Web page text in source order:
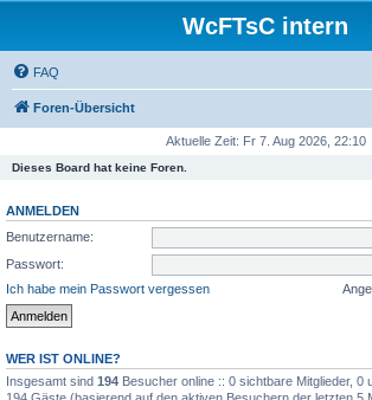
WcFTsC intern
FAQ
Foren-Übersicht
Aktuelle Zeit: Fr 7. Aug 2026, 22:10
Dieses Board hat keine Foren.
ANMELDEN
Benutzername:
Passwort:
Ich habe mein Passwort vergessen
WER IST ONLINE?
Insgesamt sind 194 Besucher online :: 0 sichtbare Mitglieder, 0